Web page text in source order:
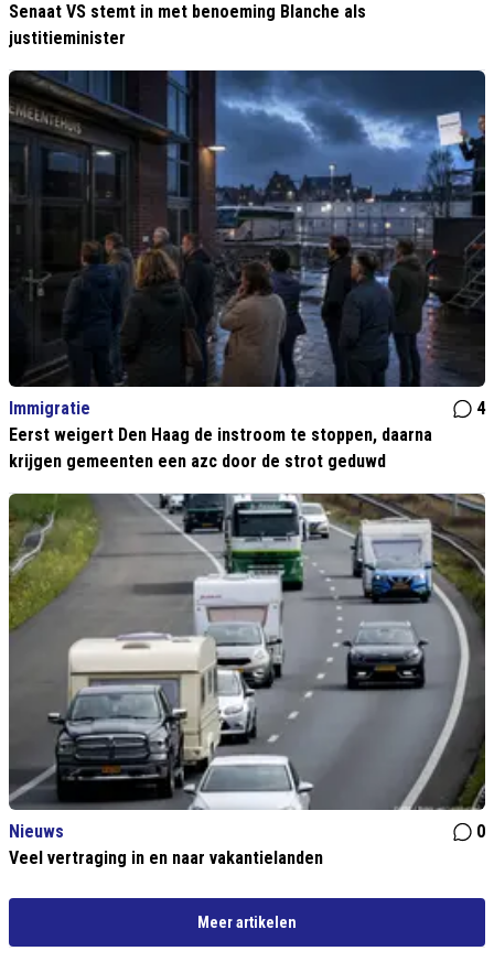
Senaat VS stemt in met benoeming Blanche als
justitieminister
Immigratie
4
Eerst weigert Den Haag de instroom te stoppen, daarna
krijgen gemeenten een azc door de strot geduwd
Nieuws
0
Veel vertraging in en naar vakantielanden
Meer artikelen